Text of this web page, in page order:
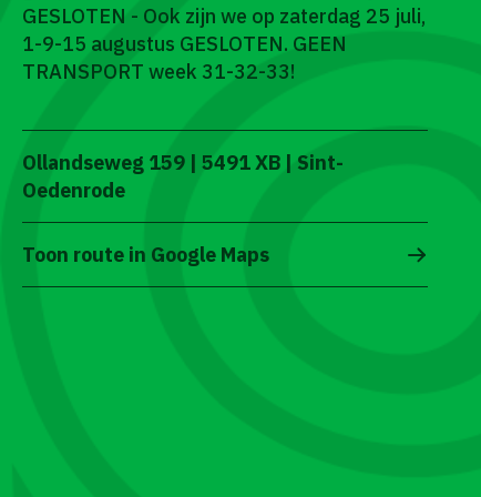
GESLOTEN - Ook zijn we op zaterdag 25 juli,
1-9-15 augustus GESLOTEN. GEEN
TRANSPORT week 31-32-33!
Ollandseweg 159 | 5491 XB | Sint-
Oedenrode
Toon route in Google Maps